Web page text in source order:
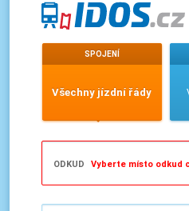
SPOJENÍ
Všechny jízdní řády
ODKUD Vyberte místo odkud